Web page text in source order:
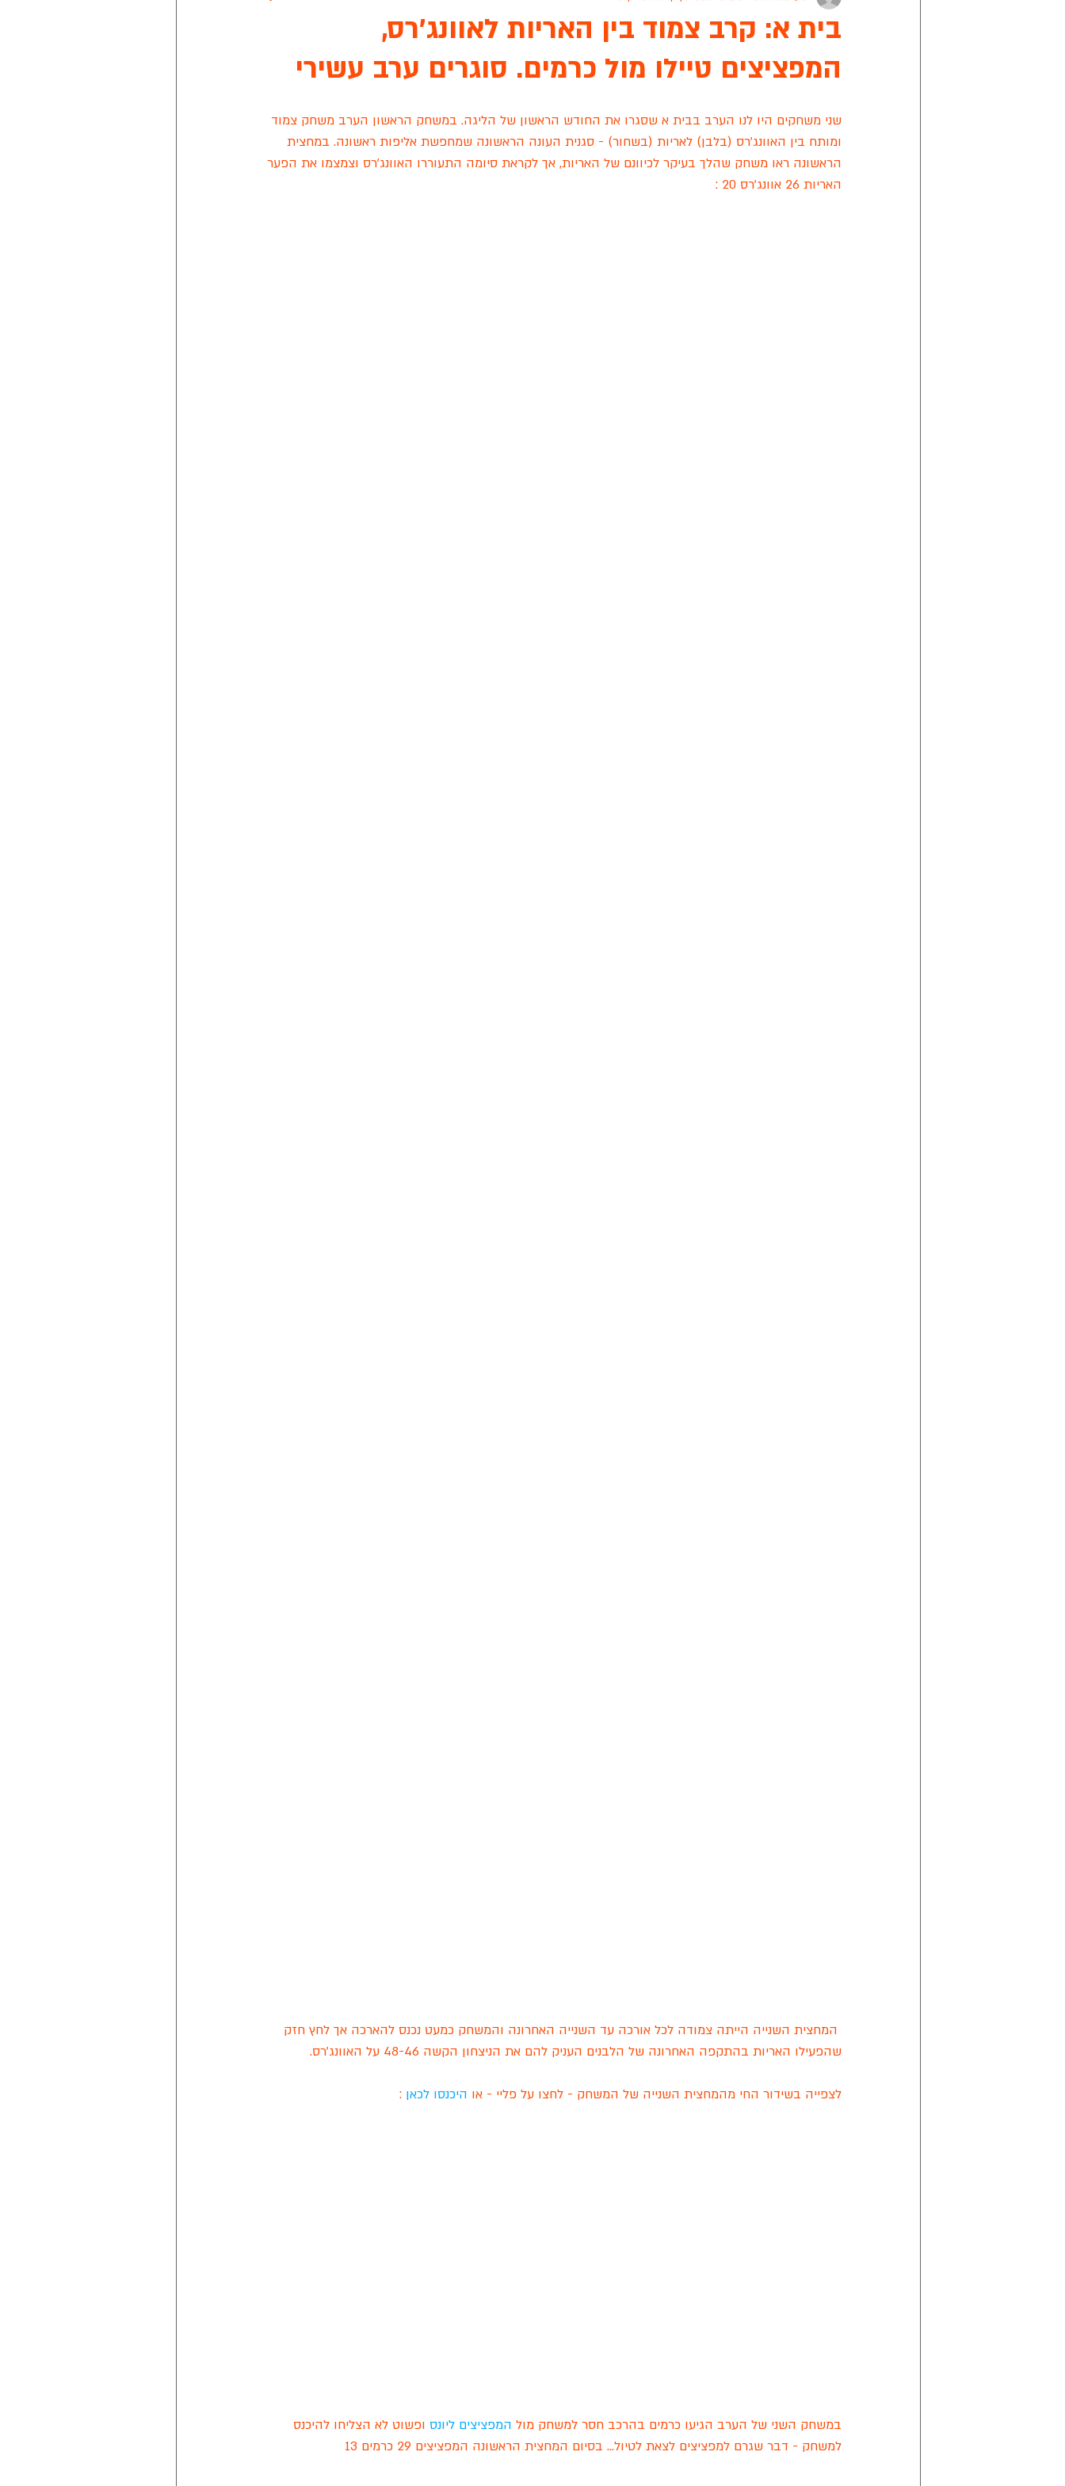
אפיק ניסים מישור הנוף קרית גנים שיקגו ארונות הראל אינגליש סנטר פיינל פור עונת 2021
מתחבר ראשון לציון אליצור ראשון לציון גפן ראשון לציון הכלוב לזכרה של שירה שאשא סיאסטה חלון של מזרן איטלקי
ליגת הכדורסל של החירשים בישראל
בית א: קרב צמוד בין האריות לאוונג'רס,
המפציצים טיילו מול כרמים. סוגרים ערב עשירי
שני משחקים היו לנו הערב בבית א שסגרו את החודש הראשון של הליגה. במשחק הראשון הערב משחק צמוד
ומותח בין האוונג'רס (בלבן) לאריות (בשחור) - סגנית העונה הראשונה שמחפשת אליפות ראשונה. במחצית
הראשונה ראו משחק שהלך בעיקר לכיוונם של האריות, אך לקראת סיומה התעוררו האוונג'רס וצמצמו את הפער
האריות 26 אוונג'רס 20 :
המחצית השנייה הייתה צמודה לכל אורכה עד השנייה האחרונה והמשחק כמעט נכנס להארכה אך לחץ חזק
שהפעילו האריות בהתקפה האחרונה של הלבנים העניק להם את הניצחון הקשה 48-46 על האוונג'רס.
לצפייה בשידור החי מהמחצית השנייה של המשחק - לחצו על פליי - או היכנסו לכאן :
במשחק השני של הערב הגיעו כרמים בהרכב חסר למשחק מול המפציצים ליונס ופשוט לא הצליחו להיכנס
למשחק - דבר שגרם למפציצים לצאת לטיול... בסיום המחצית הראשונה המפציצים 29 כרמים 13